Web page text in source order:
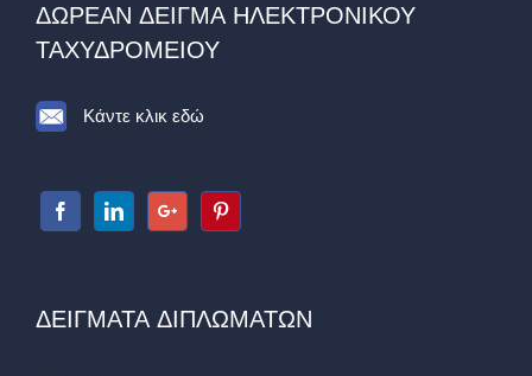
ΔΩΡΕΑΝ ΔΕΙΓΜΑ ΗΛΕΚΤΡΟΝΙΚΟΥ
ΤΑΧΥΔΡΟΜΕΙΟΥ
Κάντε κλικ εδώ
ΔΕΙΓΜΑΤΑ ΔΙΠΛΩΜΑΤΩΝ